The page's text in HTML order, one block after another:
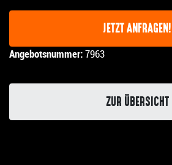
JETZT ANFRAGEN!
Angebotsnummer:7963
ZUR ÜBERSICHT